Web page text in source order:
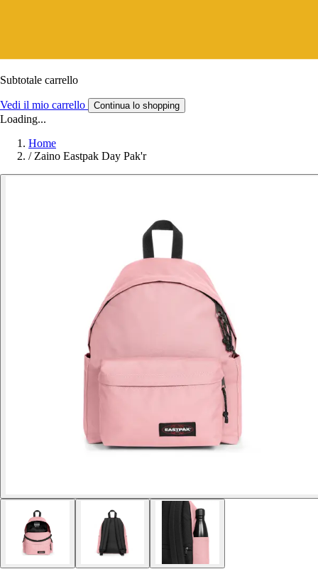
Subtotale carrello
Vedi il mio carrello Continua lo shopping
Loading...
Home
/ Zaino Eastpak Day Pak'r